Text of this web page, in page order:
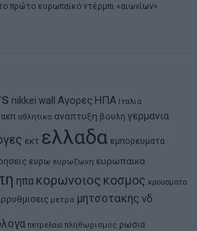
πρώτο ευρωπαϊκό ντέρμπι «αιωνίων»
nikkei wall Αγορες ΗΠΑ Ιταλια
αεπ αθλητικα αναπτυξη βουλη γερμανια
εκτ ελλαδα εμπορευματα
ευρω ευρωζωνη ευρωπαικα
ηπα κορωνοιος κοσμος κρουσματα
μετρα μητσοτακης νδ
πετρελαιο πληθωρισμος ρωσια